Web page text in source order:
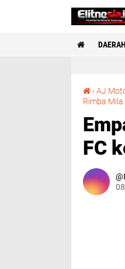
DAERAH
›AJ
Rimba Mila
FC